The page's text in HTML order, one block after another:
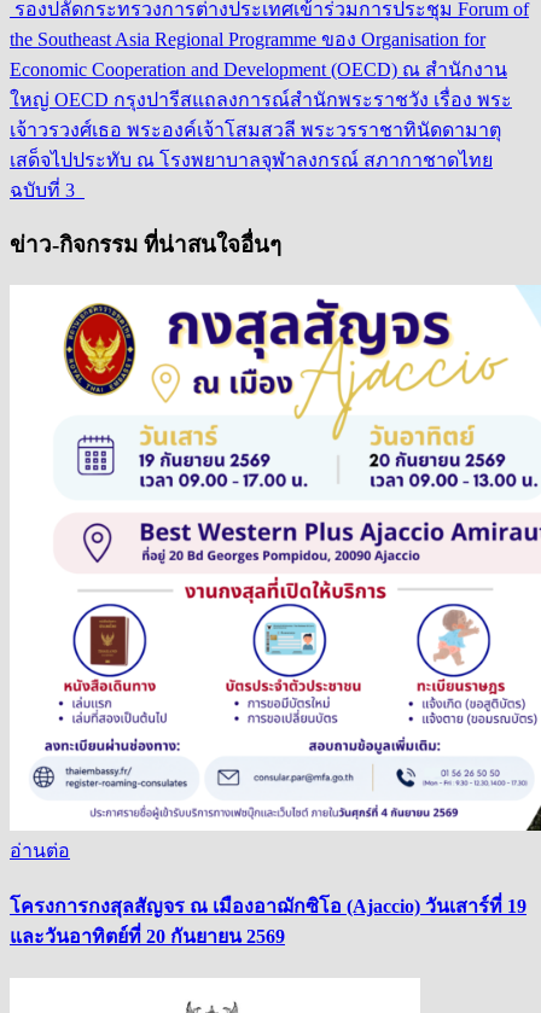
รองปลัดกระทรวงการต่างประเทศเข้าร่วมการประชุม Forum of
the Southeast Asia Regional Programme ของ Organisation for
Economic Cooperation and Development (OECD) ณ สำนักงาน
ใหญ่ OECD กรุงปารีสแถลงการณ์สำนักพระราชวัง เรื่อง พระ
เจ้าวรวงศ์เธอ พระองค์เจ้าโสมสวลี พระวรราชาทินัดดามาตุ
เสด็จไปประทับ ณ โรงพยาบาลจุฬาลงกรณ์ สภากาชาดไทย
ฉบับที่ 3
ข่าว-กิจกรรม ที่น่าสนใจอื่นๆ
อ่านต่อ
โครงการกงสุลสัญจร ณ เมืองอาฌักซิโอ (Ajaccio) วันเสาร์ที่ 19
และวันอาทิตย์ที่ 20 กันยายน 2569